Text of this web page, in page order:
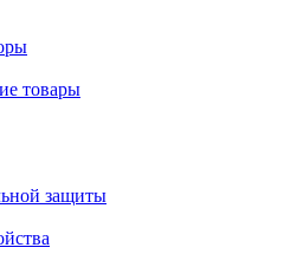
товары
защиты